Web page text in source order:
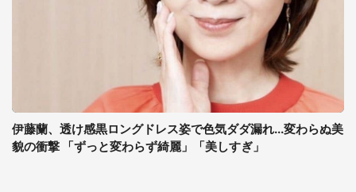
伊藤蘭、透け感黒ロングドレス姿で色気ダダ漏れ...変わらぬ美
貌の衝撃 「ずっと変わらず綺麗」「美しすぎ」